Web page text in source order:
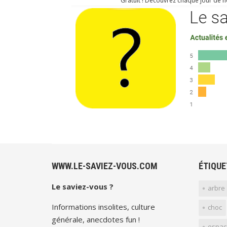
WWW.LE-SAVIEZ-VOUS.COM
Le saviez-vous ?
Informations insolites, culture
générale, anecdotes fun !
arbre
choc